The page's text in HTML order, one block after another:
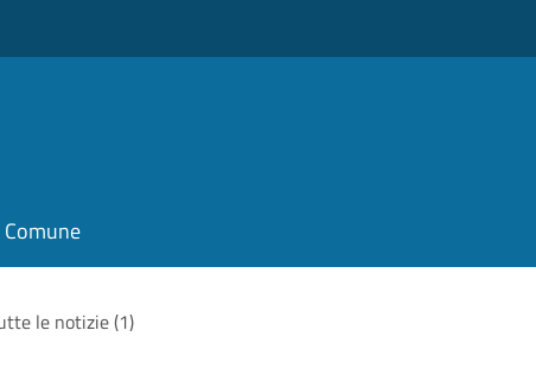
le notizie (1)